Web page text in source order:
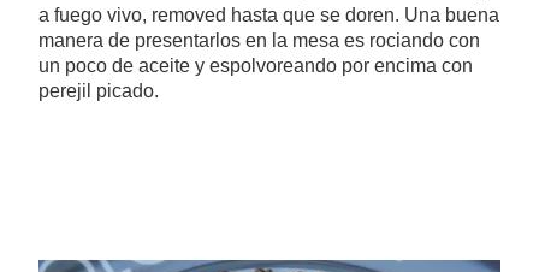
a fuego vivo, removed hasta que se doren. Una buena
manera de presentarlos en la mesa es rociando con
un poco de aceite y espolvoreando por encima con
perejil picado.